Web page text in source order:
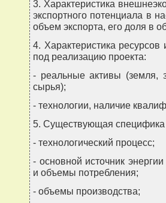
3. Характеристика
экспортного потенциала в
объем экспорта, его доля в
4. Характеристика
под реализацию проекта:
- реальные активы (земля,
сырья);
- технологии, наличие
5. Существующая специфика
- технологический процесс;
- основной источник
и объемы потребления;
- объемы производства;